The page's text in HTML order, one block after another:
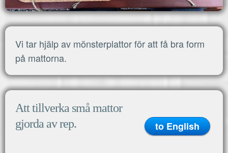
Vi tar hjälp av mönsterplattor för att få bra form
på mattorna.
Att tillverka små mattor
gjorda av rep.
to English